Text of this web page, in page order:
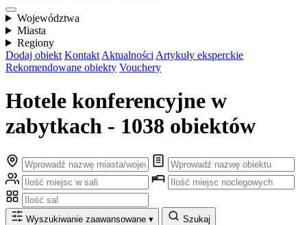
Województwa
Miasta
Regiony
Dodaj obiekt Kontakt Aktualności Artykuły eksperckie
Rekomendowane obiekty Vouchery
Hotele konferencyjne w
zabytkach - 1038 obiektów
Wyszukiwanie zaawansowane ▾ Szukaj